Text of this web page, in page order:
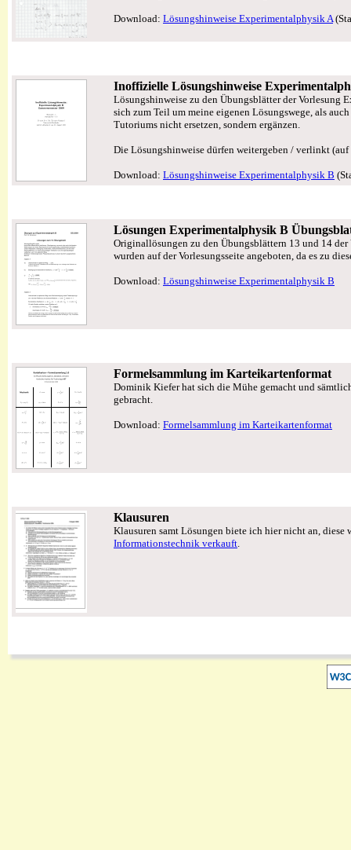
Download: Lösungshinweise Experimentalphysik A
Inoffizielle Lösungshinweise
Lösungshinweise zu den Übungsblätter der Vorlesung
sich zum Teil um meine eigenen Lösungswege, als
Tutoriums nicht ersetzen, sondern ergänzen.
Die Lösungshinweise dürfen weitergeben / verlinkt
Download: Lösungshinweise Experimentalphysik B
Lösungen Experimentalphysik B
Originallösungen zu den Übungsblättern 13 und 14
wurden auf der Vorlesungsseite angeboten, da es zu
Download: Lösungshinweise Experimentalphysik B
Formelsammlung im Karteikartenformat
Dominik Kiefer hat sich die Mühe gemacht und
gebracht.
Download: Formelsammlung im Karteikartenformat
Klausuren
Klausuren samt Lösungen biete ich hier nicht an, diese
Informationstechnik verkauft.